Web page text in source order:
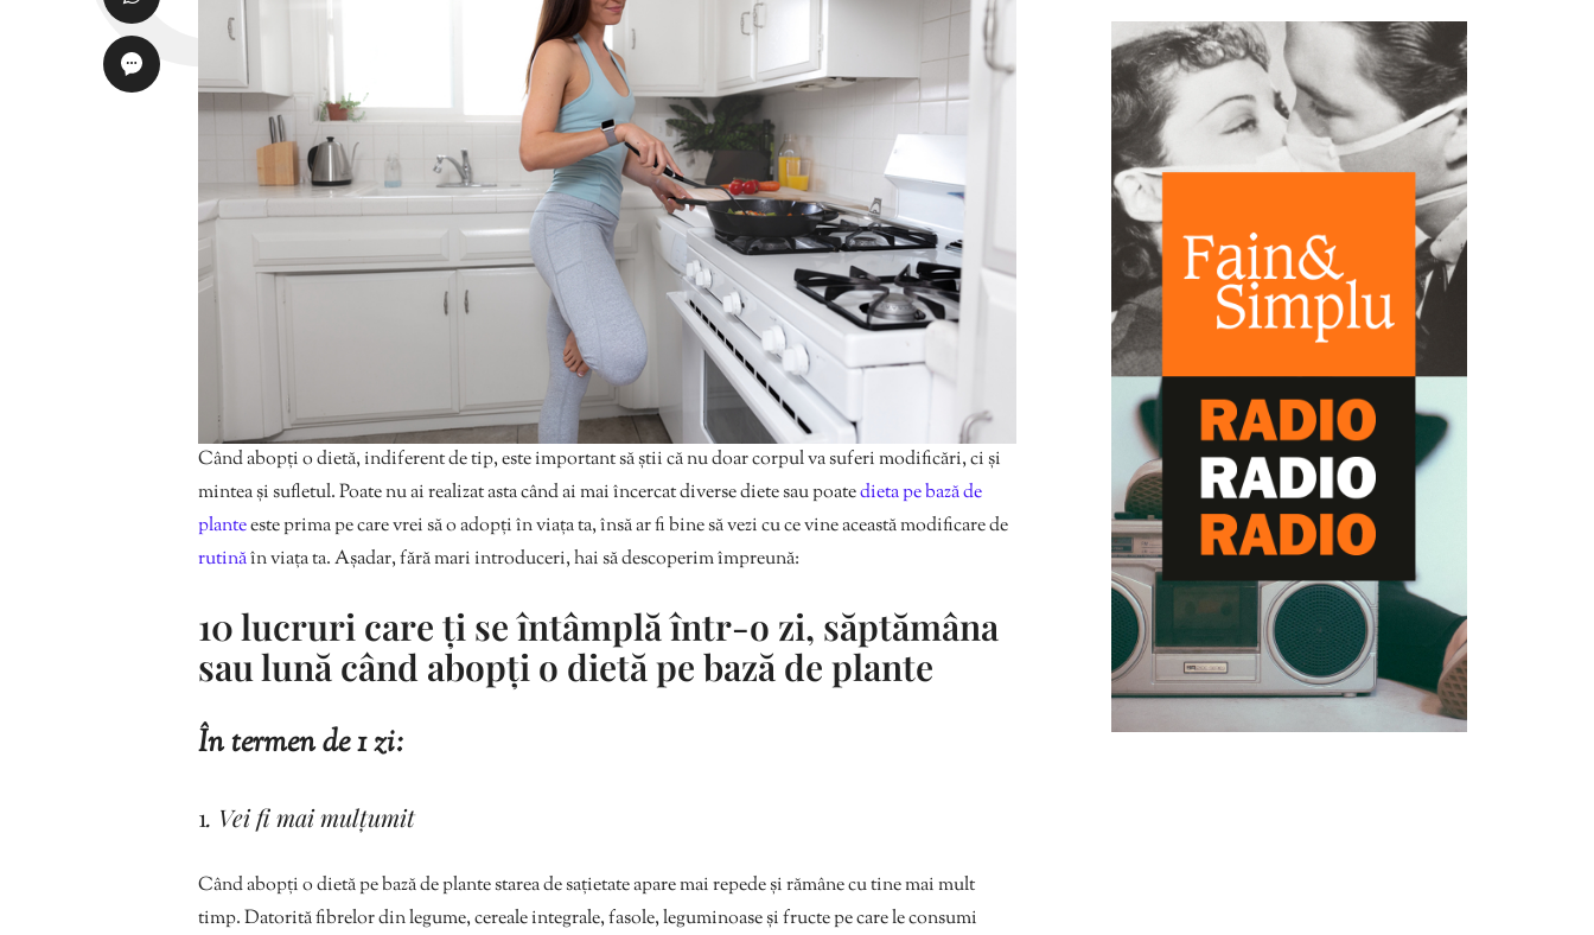
Când abopți o dietă, indiferent de tip, este important să știi că nu doar corpul va suferi modificări, ci și
mintea și sufletul. Poate nu ai realizat asta când ai mai încercat diverse diete sau poatedieta pe bază de
planteeste prima pe care vrei să o adopți în viața ta, însă ar fi bine să vezi cu ce vine această modificare de
rutinăîn viața ta. Așadar, fără mari introduceri, hai să descoperim împreună:
10 lucruri care ți se întâmplă într-o zi, săptămâna
sau lună când abopți o dietă pe bază de plante
În termen de 1 zi:
1. Vei fi mai mulțumit
Când abopți o dietă pe bază de plante starea de sațietate apare mai repede și rămâne cu tine mai mult
timp. Datorită fibrelor din legume, cereale integrale, fasole, leguminoase și fructe pe care le consumi